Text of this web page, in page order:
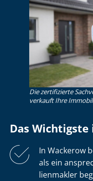
Die zertifizierte
verkauft Ihre
Das Wichtigste
In Wackerow
als ein
li­en­mak­ler